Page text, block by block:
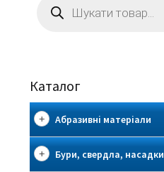
товарів
Каталог
Абразивні матеріали
Бури, свердла, насадки